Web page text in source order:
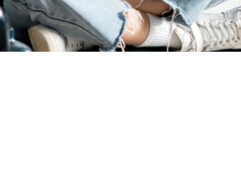
所有产品和服务